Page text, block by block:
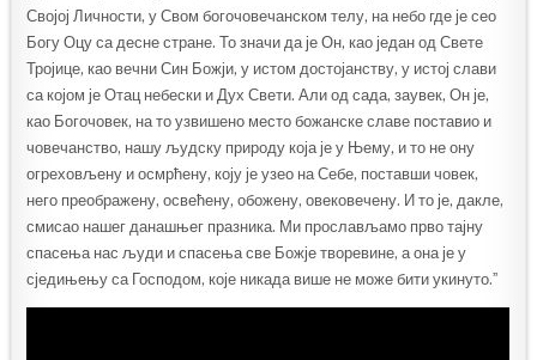
Својој Личности, у Свом богочовечанском телу, на небо где је сео
Богу Оцу са десне стране. То значи да је Он, као један од Свете
Тројице, као вечни Син Божји, у истом достојанству, у истој слави
са којом је Отац небески и Дух Свети. Али од сада, заувек, Он је,
као Богочовек, на то узвишено место божанске славе поставио и
човечанство, нашу људску природу која је у Њему, и то не ону
огреховљену и осмрћену, коју је узео на Себе, поставши човек,
него преображену, освећену, обожену, овековечену. И то је, дакле,
смисао нашег данашњег празника. Ми прослављамо прво тајну
спасења нас људи и спасења све Божје творевине, а она је у
сједињењу са Господом, које никада више не може бити укинуто.ˮ